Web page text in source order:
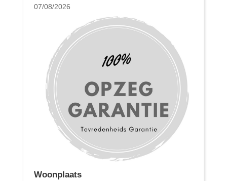
07/08/2026
Woonplaats